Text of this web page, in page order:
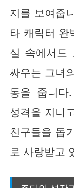
지를 보여줍
타 캐릭터 완
실 속에서도
싸우는 그녀
동을 줍니다
성격을 지니
친구들을 돕
로 사랑받고